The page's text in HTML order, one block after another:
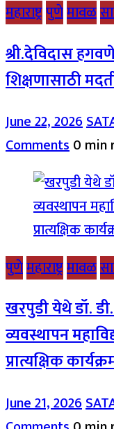
महाराष्ट्रपुणेमावळ
श्री.देविदास हगवणे
शिक्षणासाठी
June 22, 2026
Comments0 min
पुणेमहाराष्ट्रमावळ
खरपुडी येथे डॉ.
व्यवस्थापन
प्रात्यक्षिक
June 21, 2026